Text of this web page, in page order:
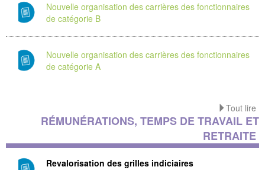
Nouvelle organisation des carrières des fonctionnaires
de catégorie B
Nouvelle organisation des carrières des fonctionnaires
de catégorie A
Tout lire
RÉMUNÉRATIONS, TEMPS DE TRAVAIL ET
RETRAITE
Revalorisation des grilles indiciaires